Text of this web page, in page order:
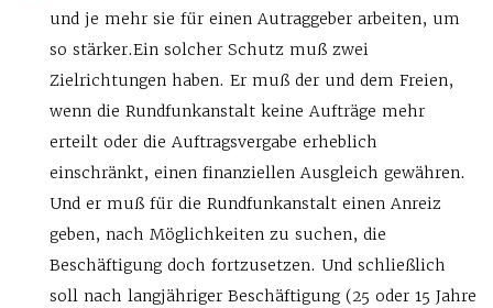
und je mehr sie für einen Autraggeber arbeiten, um
so stärker.Ein solcher Schutz muß zwei
Zielrichtungen haben. Er muß der und dem Freien,
wenn die Rundfunkanstalt keine Aufträge mehr
erteilt oder die Auftragsvergabe erheblich
einschränkt, einen finanziellen Ausgleich gewähren.
Und er muß für die Rundfunkanstalt einen Anreiz
geben, nach Möglichkeiten zu suchen, die
Beschäftigung doch fortzusetzen. Und schließlich
soll nach langjähriger Beschäftigung (25 oder 15 Jahre